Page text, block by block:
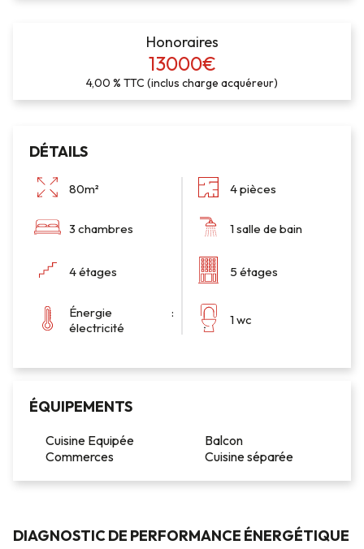
Honoraires
13000€
4,00 % TTC (inclus charge acquéreur)
DÉTAILS
80m² 4 pièces
3 chambres 1 salle de bain
4 étages 5 étages
Énergie :
électricité
1 wc
ÉQUIPEMENTS
Cuisine Equipée
Balcon
Commerces
Cuisine séparée
DIAGNOSTIC DE PERFORMANCE ÉNERGÉTIQUE